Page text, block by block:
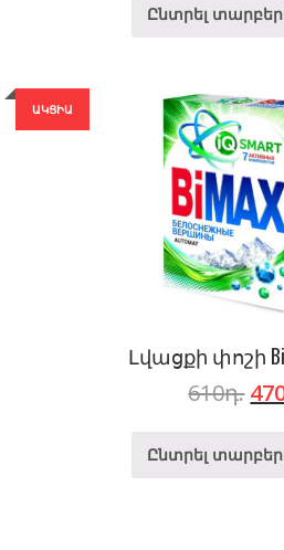
Ընտրել
ԱԿՑԻԱ
Լվացքի փոշի
610դ.
Ընտրել